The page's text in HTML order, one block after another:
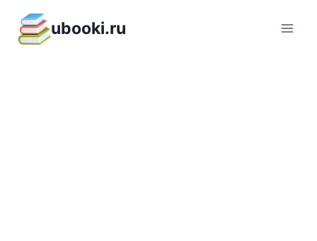
содержимому
ubooki.ru